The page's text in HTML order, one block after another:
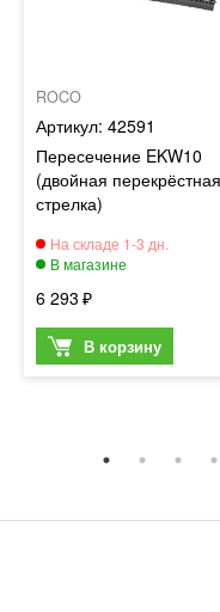
ROCO
42591
Пересечение EKW10
(двойная перекрёстная
стрелка)
6 293